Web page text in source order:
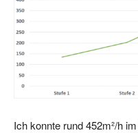
Ich konnte rund 452m²/h